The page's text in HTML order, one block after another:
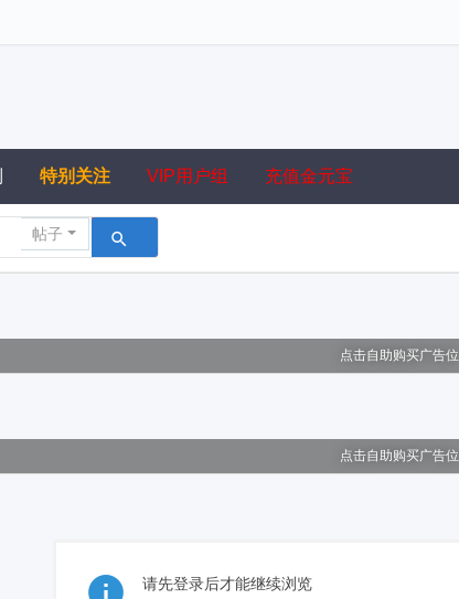
特别关注 VIP用户组 充值金元宝
帖子
点击自助购买广告位
点击自助购买广告位
请先登录后才能继续浏览